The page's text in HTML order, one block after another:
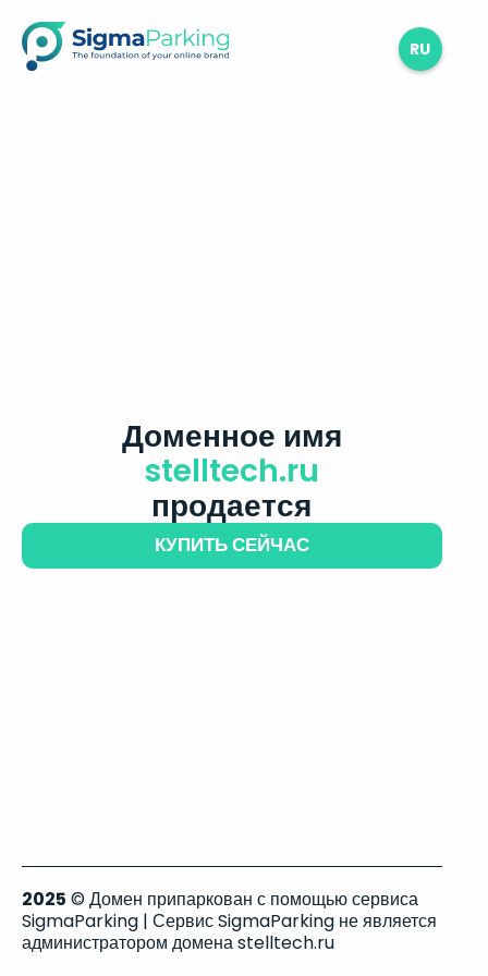
RU
Доменное имя
stelltech.ru
продается
КУПИТЬ СЕЙЧАС
2025 © Домен припаркован с помощью сервиса
SigmaParking | Сервис SigmaParking не является
администратором домена stelltech.ru